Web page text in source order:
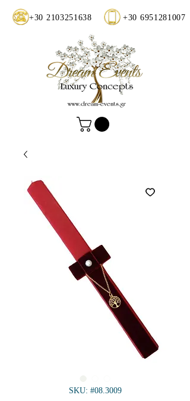
+30 2103251638 +30 6951281007
SKU: #08.3009